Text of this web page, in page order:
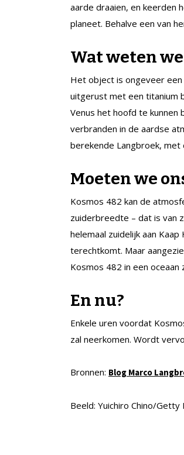
aarde draaien, en keerden
planeet. Behalve een van
Wat weten
Het object is ongeveer
uitgerust met een titanium
Venus het hoofd te kunnen
verbranden in de aardse
berekende Langbroek,
Moeten we
Kosmos 482 kan de
zuiderbreedte – dat is van
helemaal zuidelijk aan
terechtkomt. Maar
Kosmos 482 in een oceaan
En nu?
Enkele uren voordat
zal neerkomen. Wordt
Bronnen: Blog Marco
Beeld: Yuichiro Chino/Getty